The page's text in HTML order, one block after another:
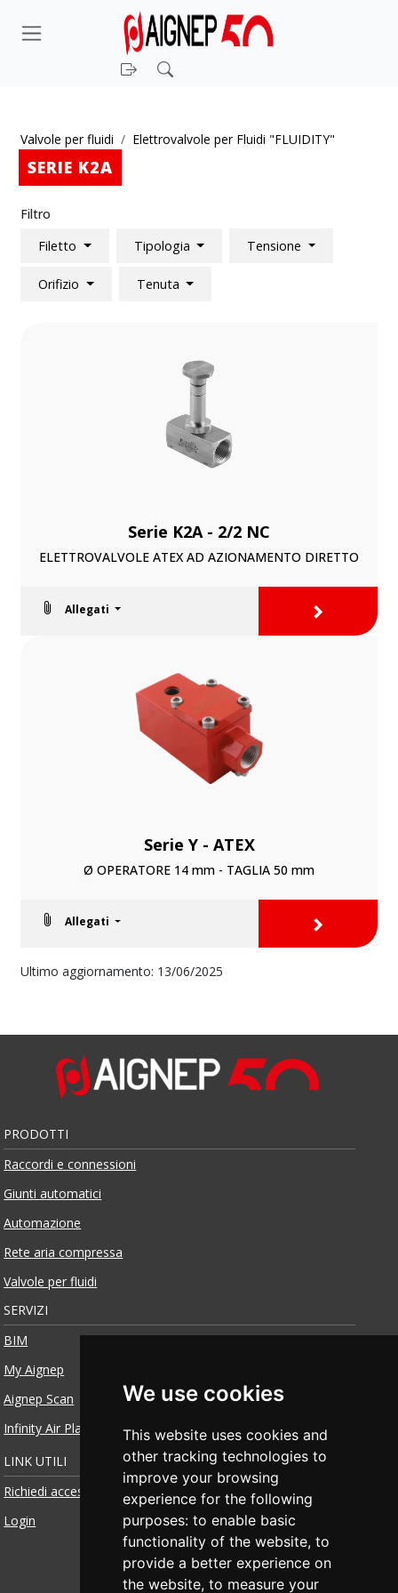
We use cookies
This website uses cookies and
other tracking technologies to
improve your browsing
experience for the following
purposes: to enable basic
functionality of the website, to
provide a better experience on
the website, to measure your
Login
Valvole per fluidi Elettrovalvole per Fluidi "FLUIDITY"
SERIE K2A
Filtro
Filetto
Tipologia Tensione
Orifizio Tenuta
Serie K2A - 2/2 NC
ELETTROVALVOLE ATEX AD AZIONAMENTO DIRETTO
Allegati >
Serie Y - ATEX
Ø OPERATORE 14 mm - TAGLIA 50 mm
Allegati >
Ultimo aggiornamento: 13/06/2025
PRODOTTI
Raccordi e connessioni
Giunti automatici
Automazione
Rete aria compressa
Valvole per fluidi
SERVIZI
BIM
My Aignep
Aignep Scan
Infinity Air Planner
LINK UTILI
Richiedi accesso
Login